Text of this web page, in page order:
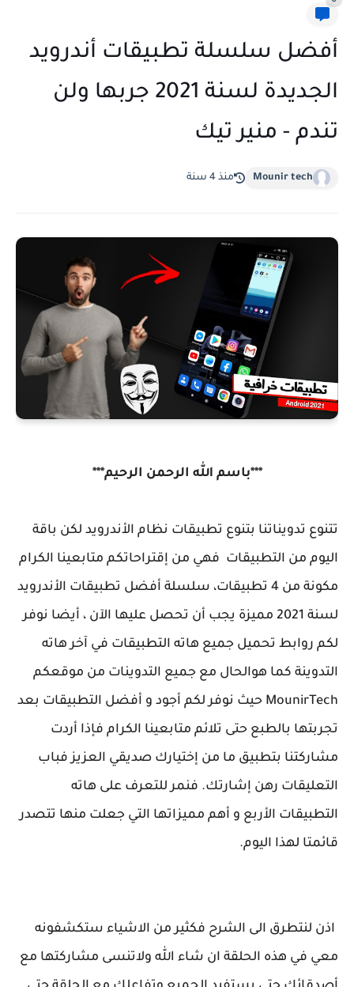
أفضل سلسلة تطبيقات أندرويد
الجديدة لسنة 2021 جربها ولن
تندم - منير تيك
Mounir tech منذ 4 سنة
***باسم الله الرحمن الرحيم***
تتنوع تدويناتنا بتنوع تطبيقات نظام الأندرويد لكن باقة
اليوم من التطبيقات فهي من إقتراحاتكم متابعينا الكرام
مكونة من 4 تطبيقات، سلسلة أفضل تطبيقات الأندرويد
لسنة 2021 مميزة يجب أن تحصل عليها الآن ، أيضا نوفر
لكم روابط تحميل جميع هاته التطبيقات في آخر هاته
التدوينة كما هوالحال مع جميع التدوينات من موقعكم
MounirTech حيث نوفر لكم أجود و أفضل التطبيقات بعد
تجربتها بالطبع حتى تلائم متابعينا الكرام فإذا أردت
مشاركتنا بتطبيق ما من إختيارك صديقي العزيز فباب
التعليقات رهن إشارتك. فنمر للتعرف على هاته
التطبيقات الأربع و أهم مميزاتها التي جعلت منها تتصدر
قائمتا لهذا اليوم.
اذن لنتطرق الى الشرح فكثير من الاشياء ستكشفونه
معي في هذه الحلقة ان شاء الله ولاتنسى مشاركتها مع